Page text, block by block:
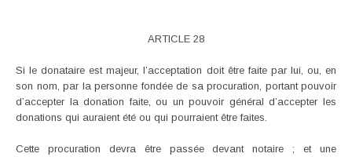
ARTICLE 28
Si le donataire est majeur, l’acceptation doit être faite par lui, ou, en
son nom, par la personne fondée de sa procuration, portant pouvoir
d’accepter la donation faite, ou un pouvoir général d’accepter les
donations qui auraient été ou qui pourraient être faites.
Cette procuration devra être passée devant notaire ; et une